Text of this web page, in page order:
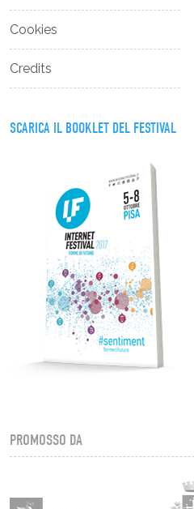
Cookies
Credits
SCARICA IL BOOKLET DEL FESTIVAL
PROMOSSO DA